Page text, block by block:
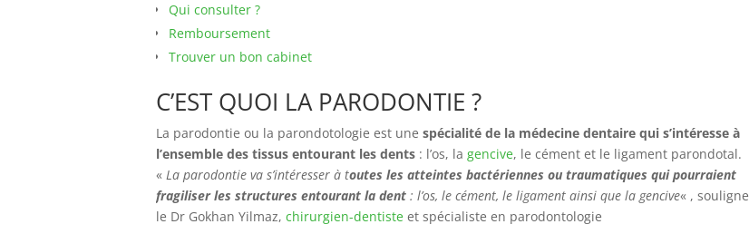
Qui consulter ?
Remboursement
Trouver un bon cabinet
C’EST QUOI LA PARODONTIE ?
La parodontie ou la parondotologie est une spécialité de la médecine dentaire qui s’intéresse à
l’ensemble des tissus entourant les dents : l’os, la gencive, le cément et le ligament parondotal.
« La parodontie va s’intéresser à toutes les atteintes bactériennes ou traumatiques qui pourraient
fragiliser les structures entourant la dent : l’os, le cément, le ligament ainsi que la gencive« , souligne
le Dr Gokhan Yilmaz, chirurgien-dentiste et spécialiste en parodontologie